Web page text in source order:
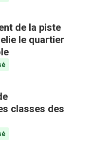
de la piste
le quartier
classes des